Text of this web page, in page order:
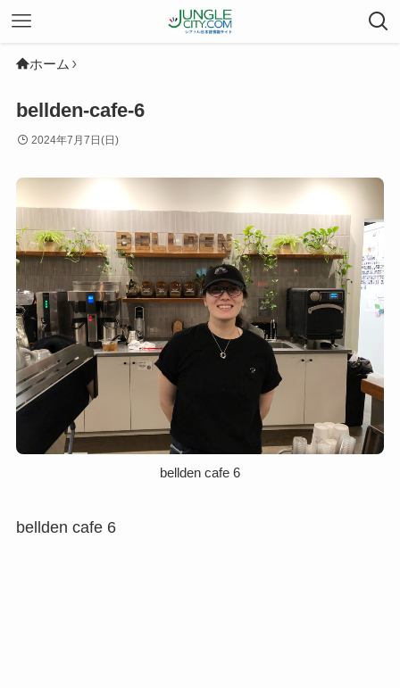
ホーム
bellden-cafe-6
2024年7月7日(日)
bellden cafe 6
bellden cafe 6